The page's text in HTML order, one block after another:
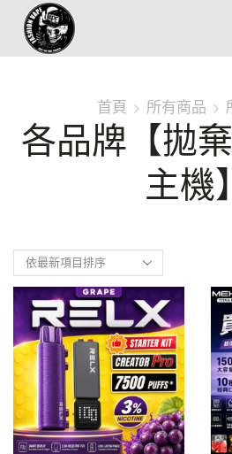
首頁 所有商品
各品牌【拋
主機】